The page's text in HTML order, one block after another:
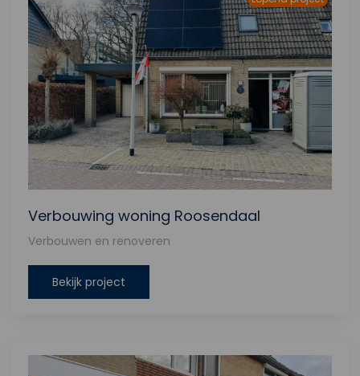
Verbouwing woning Roosendaal
Verbouwen en renoveren
Bekijk project